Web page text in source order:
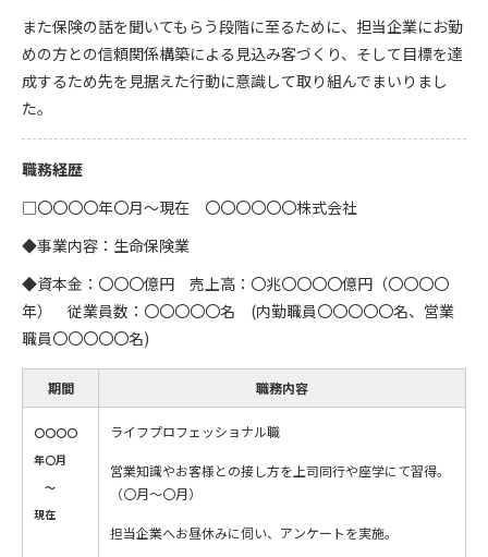
また保険の話を聞いてもらう段階に至るために、担当企業にお勤
めの方との信頼関係構築による見込み客づくり、そして目標を達
成するため先を見据えた行動に意識して取り組んでまいりまし
た。
職務経歴
□〇〇〇〇年〇月～現在 〇〇〇〇〇〇株式会社
◆事業内容：生命保険業
◆資本金：〇〇〇億円 売上高：〇兆〇〇〇〇億円（〇〇〇〇
年） 従業員数：〇〇〇〇〇名 (内勤職員〇〇〇〇〇名、営業
職員〇〇〇〇〇名)
期間 職務内容
〇〇〇〇
年〇月
～
現在
ライフプロフェッショナル職
営業知識やお客様との接し方を上司同行や座学にて習得。
（〇月〜〇月）
担当企業へお昼休みに伺い、アンケートを実施。